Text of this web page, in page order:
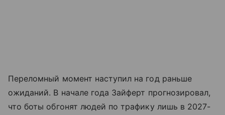
Переломный момент наступил на год раньше
ожиданий. В начале года Зайферт прогнозировал,
что боты обгонят людей по трафику лишь в 2027-